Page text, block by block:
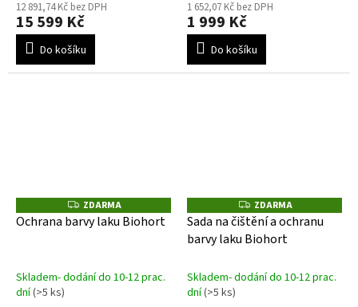
12 891,74 Kč bez DPH
15 599 Kč
Do košíku
1 652,07 Kč bez DPH
1 999 Kč
Do košíku
Z
D
A
ZDARMA
Ochrana barvy laku Biohort
Skladem- dodání do 10-12 prac.
dní(>5 ks)
Z
D
A
R
ZDARMA
Sada na čištění a ochranu
barvy laku Biohort
Skladem- dodání do 10-12 prac.
dní(>5 ks)